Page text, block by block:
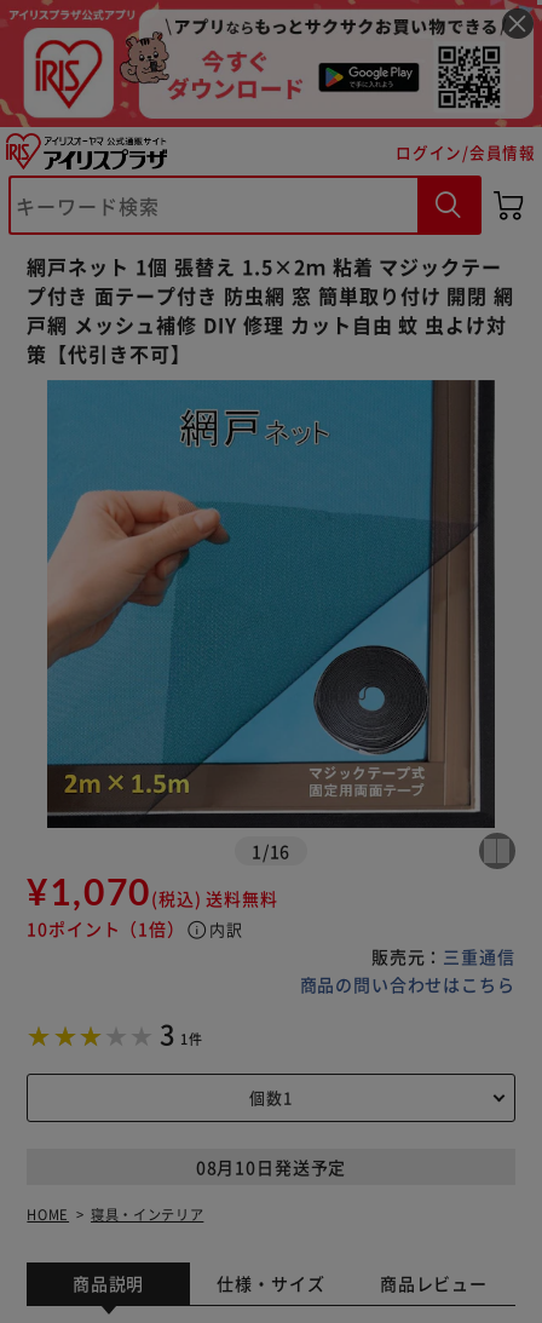
ログイン/会員情報
網戸ネット 1個 張替え 1.5×2ｍ 粘着 マジックテー
プ付き 面テープ付き 防虫網 窓 簡単取り付け 開閉 網
戸網 メッシュ補修 DIY 修理 カット自由 蚊 虫よけ対
策【代引き不可】
1 /16
¥1,070(税込) 送料無料
10ポイント （1倍） info 内訳
販売元： 三重通信
商品の問い合わせはこちら
3 1件
08月10日発送予定
HOME 寝具・インテリア
商品説明 仕様・サイズ 商品レビュー
※ご確認ください
カートに入れる 購入手続きへ